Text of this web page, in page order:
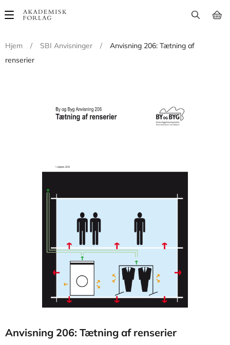
Main
Hjem
/ SBI Anvisninger /
Anvisning 206: Tætning af
renserier
Anvisning 206: Tætning af renserier